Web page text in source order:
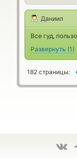
Даниил
Все гуд,
Развернуть (1)
182 страницы: